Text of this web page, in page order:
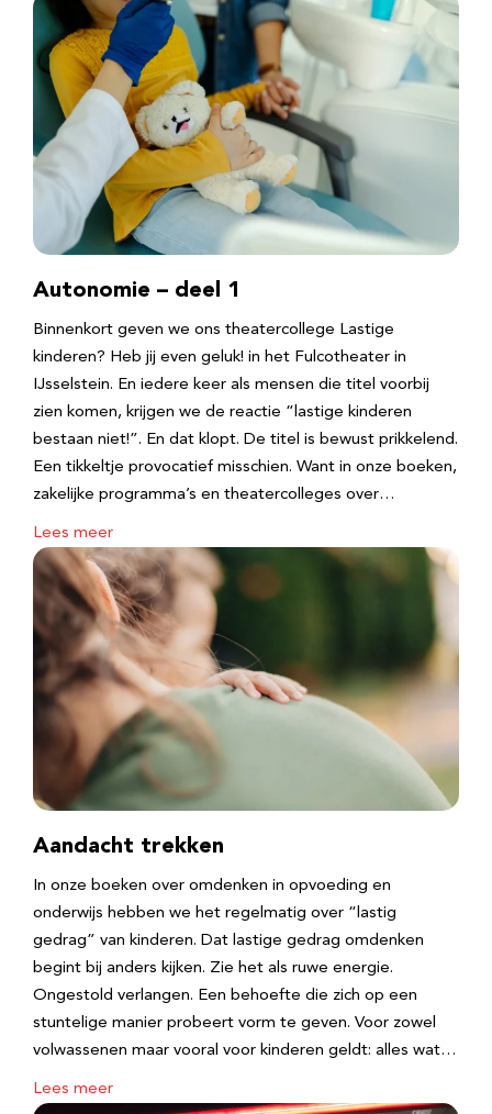
Autonomie – deel 1
Binnenkort geven we ons theatercollege Lastige
kinderen? Heb jij even geluk! in het Fulcotheater in
IJsselstein. En iedere keer als mensen die titel voorbij
zien komen, krijgen we de reactie “lastige kinderen
bestaan niet!”. En dat klopt. De titel is bewust prikkelend.
Een tikkeltje provocatief misschien. Want in onze boeken,
zakelijke programma’s en theatercolleges over…
Lees meer
Aandacht trekken
In onze boeken over omdenken in opvoeding en
onderwijs hebben we het regelmatig over “lastig
gedrag” van kinderen. Dat lastige gedrag omdenken
begint bij anders kijken. Zie het als ruwe energie.
Ongestold verlangen. Een behoefte die zich op een
stuntelige manier probeert vorm te geven. Voor zowel
volwassenen maar vooral voor kinderen geldt: alles wat…
Lees meer